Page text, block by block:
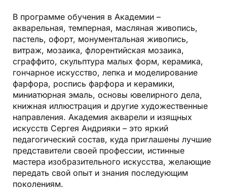
В программе обучения в Академии –
акварельная, темперная, масляная живопись,
пастель, офорт, монументальная живопись,
витраж, мозаика, флорентийская мозаика,
сграффито, скульптура малых форм, керамика,
гончарное искусство, лепка и моделирование
фарфора, роспись фарфора и керамики,
миниатюрная эмаль, основы ювелирного дела,
книжная иллюстрация и другие художественные
направления. Академия акварели и изящных
искусств Сергея Андрияки – это яркий
педагогический состав, куда приглашены лучшие
представители своей профессии, истинные
мастера изобразительного искусства, желающие
передать свой опыт и знания последующим
поколениям.